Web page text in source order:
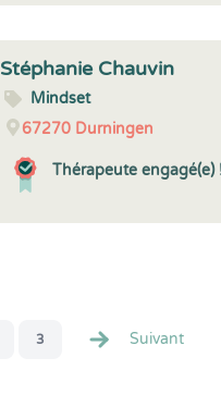
Stéphanie Chauvin
Mindset
67270 Durningen
Thérapeute engagé(e)
3 Suivant